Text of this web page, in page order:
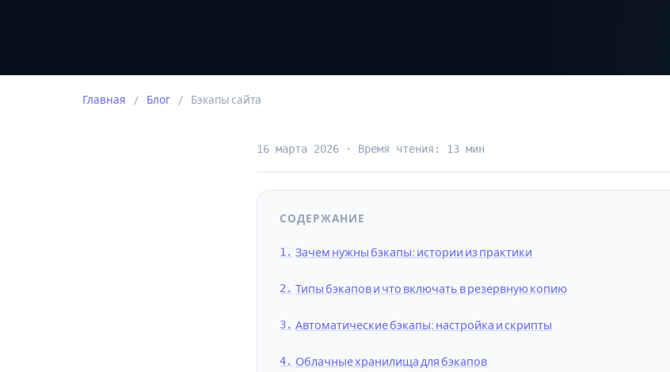
Главная / Блог / Бэкапы сайта
16 марта 2026 · Время чтения: 13 мин
СОДЕРЖАНИЕ
Зачем нужны бэкапы: истории из практики
Типы бэкапов и что включать в резервную копию
Автоматические бэкапы: настройка и скрипты
Облачные хранилища для бэкапов